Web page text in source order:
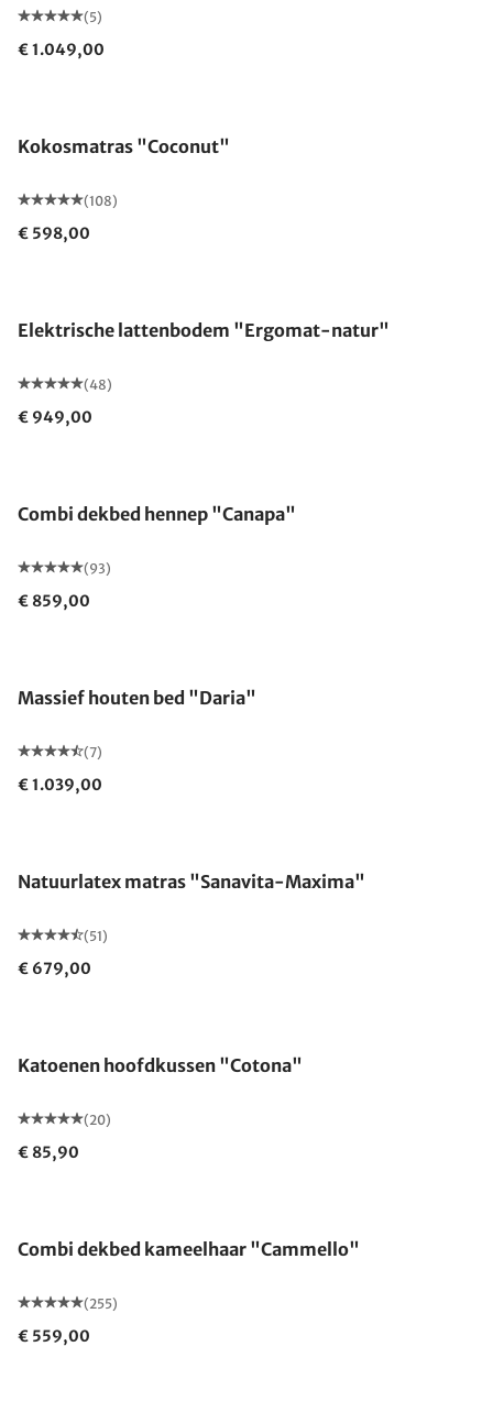
(5)
€ 1.049,00
Kokosmatras "Coconut"
(108)
€ 598,00
Elektrische lattenbodem "Ergomat-natur"
(48)
€ 949,00
Combi dekbed hennep "Canapa"
(93)
€ 859,00
Massief houten bed "Daria"
(7)
€ 1.039,00
Natuurlatex matras "Sanavita-Maxima"
(51)
€ 679,00
Katoenen hoofdkussen "Cotona"
(20)
€ 85,90
Combi dekbed kameelhaar "Cammello"
(255)
€ 559,00